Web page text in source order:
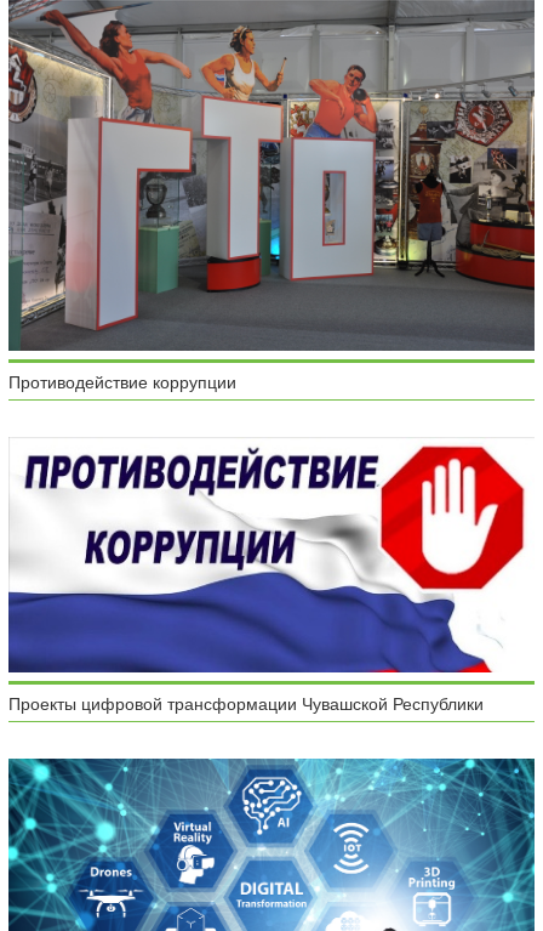
Противодействие коррупции
Проекты цифровой трансформации Чувашской Республики